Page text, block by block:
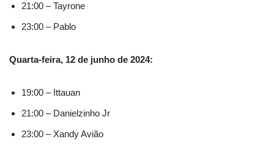
21:00 – Tayrone
23:00 – Pablo
Quarta-feira, 12 de junho de 2024:
19:00 – Ittauan
21:00 – Danielzinho Jr
23:00 – Xandy Avião